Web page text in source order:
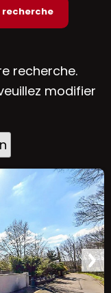
recherche.
modifier